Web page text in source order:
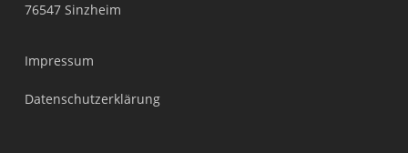
76547 Sinzheim
Impressum
Datenschutzerklärung